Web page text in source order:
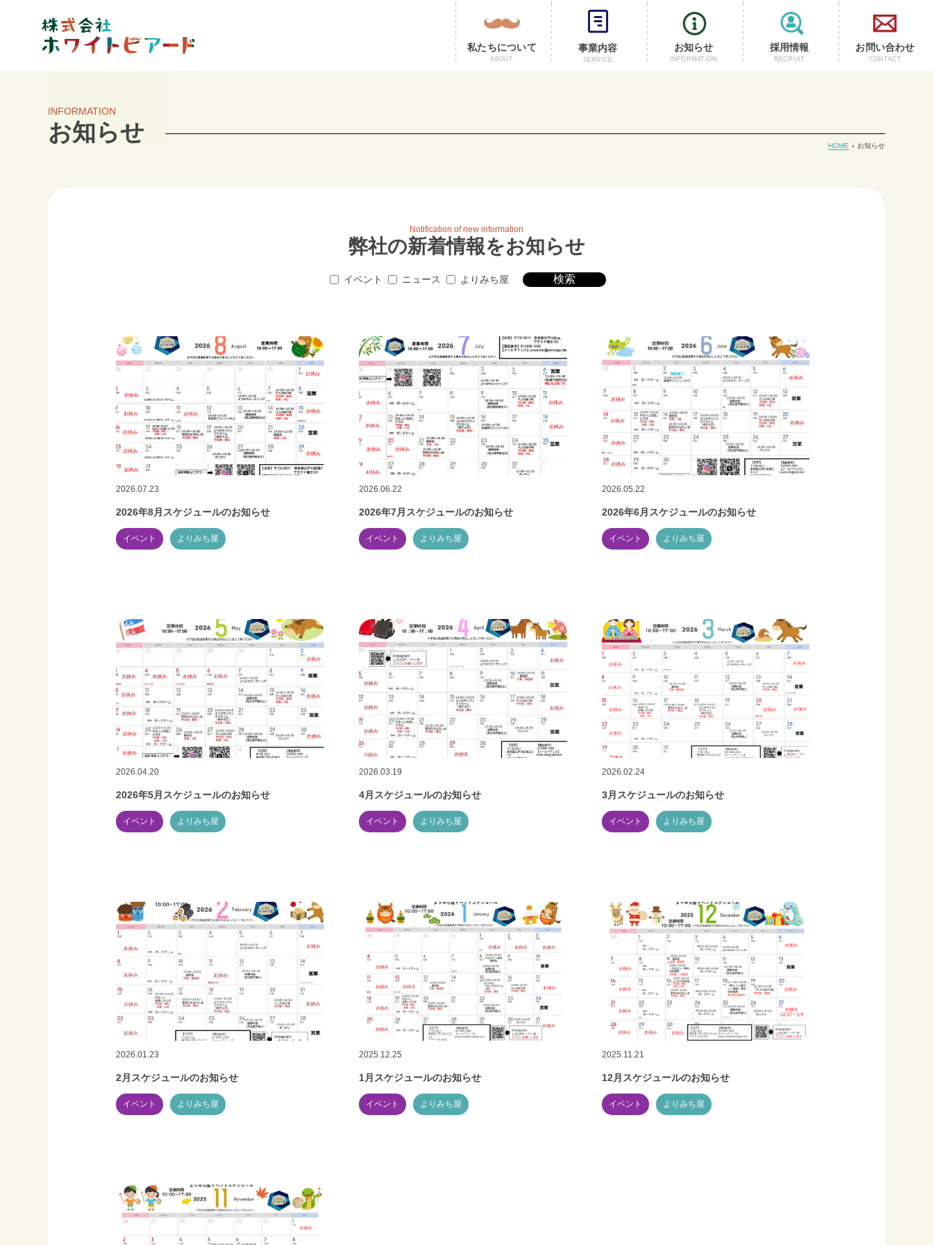
私たちについて
ABOUT
事業内容
SERVICE
お知らせ
INFORMATION
採用情報
RECRUIT
お問い合わせ
CONTACT
INFORMATION
お知らせ
HOME お知らせ
Notification of new information
弊社の新着情報をお知らせ
イベント ニュース よりみち屋
2026.07.23
2026年8月スケジュールのお知らせ
イベント よりみち屋
2026.06.22
2026年7月スケジュールのお知らせ
イベント よりみち屋
2026.05.22
2026年6月スケジュールのお知らせ
イベント よりみち屋
2026.04.20
2026年5月スケジュールのお知らせ
イベント よりみち屋
2026.03.19
4月スケジュールのお知らせ
イベント よりみち屋
2026.02.24
3月スケジュールのお知らせ
イベント よりみち屋
2026.01.23
2月スケジュールのお知らせ
イベント よりみち屋
2025.12.25
1月スケジュールのお知らせ
イベント よりみち屋
2025.11.21
12月スケジュールのお知らせ
イベント よりみち屋